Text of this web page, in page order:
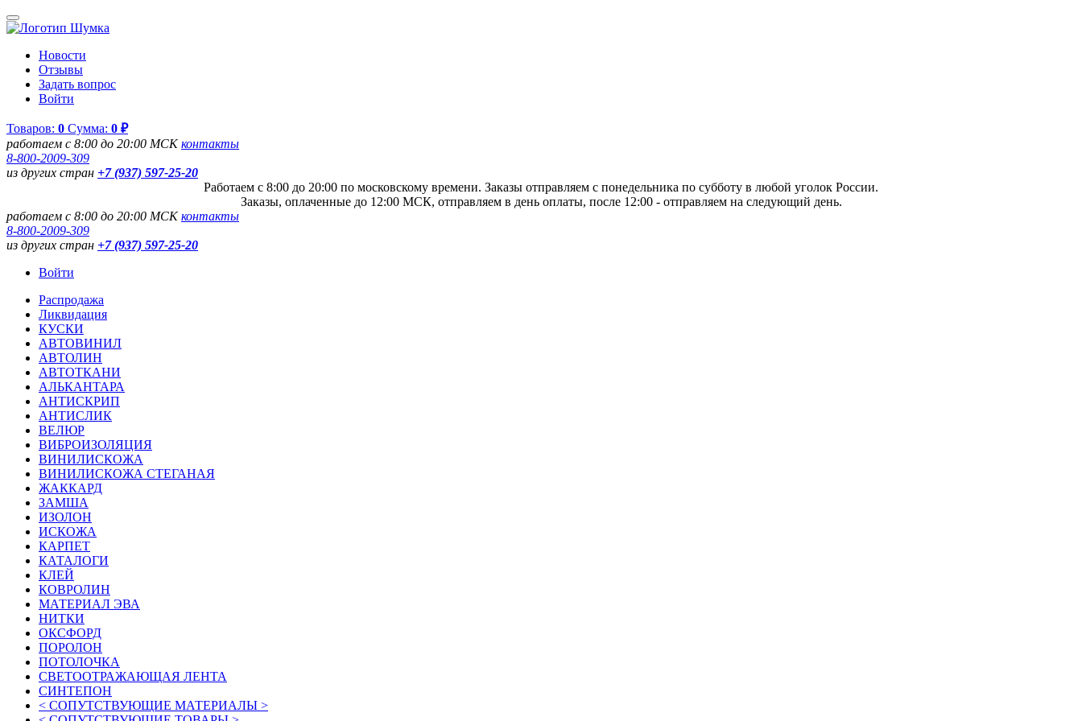
Новости
Отзывы
Задать вопрос
Войти
Товаров: 0 Сумма: 0 ₽
работаем с 8:00 до 20:00 МСКконтакты
8-800-2009-309
из других стран +7 (937) 597-25-20
Работаем с 8:00 до 20:00 по московскому времени. Заказы отправляем с понедельника по субботу в любой уголок России.
Заказы, оплаченные до 12:00 МСК, отправляем в день оплаты, после 12:00 - отправляем на следующий день.
работаем с 8:00 до 20:00 МСКконтакты
8-800-2009-309
из других стран +7 (937) 597-25-20
Войти
Распродажа
Ликвидация
КУСКИ
АВТОВИНИЛ
АВТОЛИН
АВТОТКАНИ
АЛЬКАНТАРА
АНТИСКРИП
АНТИСЛИК
ВЕЛЮР
ВИБРОИЗОЛЯЦИЯ
ВИНИЛИСКОЖА
ВИНИЛИСКОЖА СТЕГАНАЯ
ЖАККАРД
ЗАМША
ИЗОЛОН
ИСКОЖА
КАРПЕТ
КАТАЛОГИ
КЛЕЙ
КОВРОЛИН
МАТЕРИАЛ ЭВА
НИТКИ
ОКСФОРД
ПОРОЛОН
ПОТОЛОЧКА
СВЕТООТРАЖАЮЩАЯ ЛЕНТА
СИНТЕПОН
< СОПУТСТВУЮЩИЕ МАТЕРИАЛЫ >